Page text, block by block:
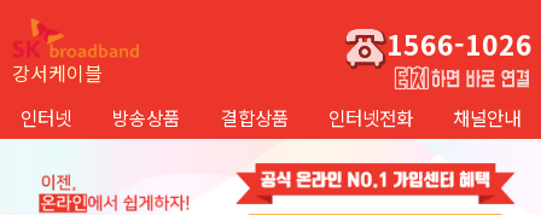
강서케이블
1566-1026
인터넷 방송상품 결합상품 인터넷전화 채널안내